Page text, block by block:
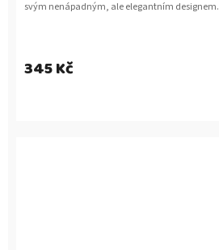
345 Kč
svým nenápadným, ale elegantním designem.